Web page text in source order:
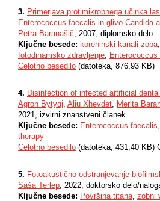
3. Primerjava protimikrobnega učinka
Enterococcus faecalis in glivo Candida
Petra Baranašič, 2007, diplomsko delo
Ključne besede: koreninski kanali zoba
fotodinamsko zdravljenje,
Celotno besedilo (datoteka, 876,93 KB)
4. Disinfection of infected artificial
Agron Bytyqi, Aliu Xhevdet, Merita
2021, izvirni znanstveni članek
Ključne besede: Enterococcus faecalis
therapy
Celotno besedilo (datoteka, 431,40 KB)
5. Fotoakustično odstranjevanje
Saša Terlep, 2022, doktorsko delo/
Ključne besede: Površina titana, zobni